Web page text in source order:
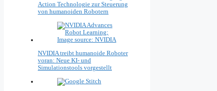
Action Technologie zur Steuerung
von humanoiden Robotern
NVIDIA treibt humanoide Roboter
voran: Neue KI- und
Simulationstools vorgestellt